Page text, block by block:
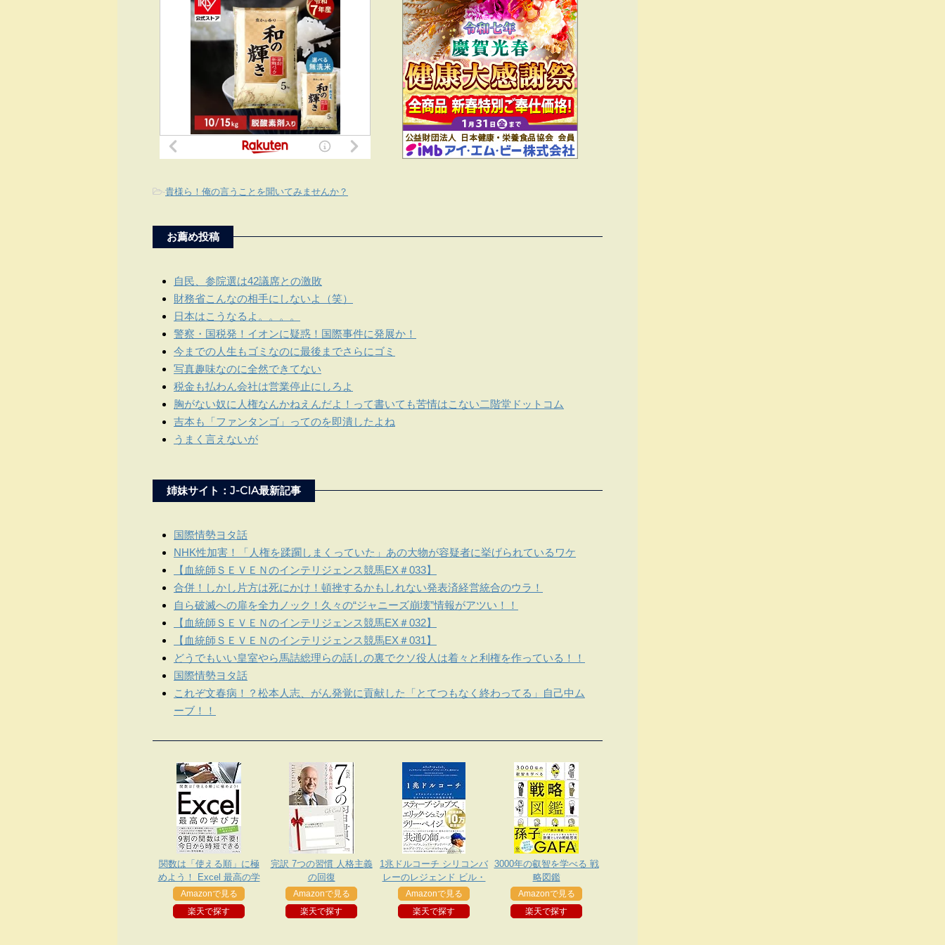
-貴様ら！俺の言うことを聞いてみませんか？
お薦め投稿
自民、参院選は42議席との激敗
財務省こんなの相手にしないよ（笑）
日本はこうなるよ。。。。
警察・国税発！イオンに疑惑！国際事件に発展か！
今までの人生もゴミなのに最後までさらにゴミ
写真趣味なのに全然できてない
税金も払わん会社は営業停止にしろよ
胸がない奴に人権なんかねえんだよ！って書いても苦情はこない二階堂ドットコム
吉本も「ファンタンゴ」ってのを即潰したよね
うまく言えないが
姉妹サイト：J-CIA最新記事
国際情勢ヨタ話
NHK性加害！「人権を蹂躙しまくっていた」あの大物が容疑者に挙げられているワケ
【血統師ＳＥＶＥＮのインテリジェンス競馬EX＃033】
合併！しかし片方は死にかけ！頓挫するかもしれない発表済経営統合のウラ！
自ら破滅への扉を全力ノック！久々の“ジャニーズ崩壊”情報がアツい！！
【血統師ＳＥＶＥＮのインテリジェンス競馬EX＃032】
【血統師ＳＥＶＥＮのインテリジェンス競馬EX＃031】
どうでもいい皇室やら馬詰総理らの話しの裏でクソ役人は着々と利権を作っている！！
国際情勢ヨタ話
これぞ文春病！？松本人志、がん発覚に貢献した「とてつもなく終わってる」自己中ム
ーブ！！
関数は「使える順」に極
めよう！ Excel 最高の学
び方 できるビジネスシリ
ーズ
Amazonで見る
楽天で探す
完訳 7つの習慣 人格主義
の回復
Amazonで見る
楽天で探す
1兆ドルコーチ シリコンバ
レーのレジェンド ビル・
キャンベルの成功の教え
Amazonで見る
楽天で探す
3000年の叡智を学べる 戦
略図鑑
Amazonで見る
楽天で探す